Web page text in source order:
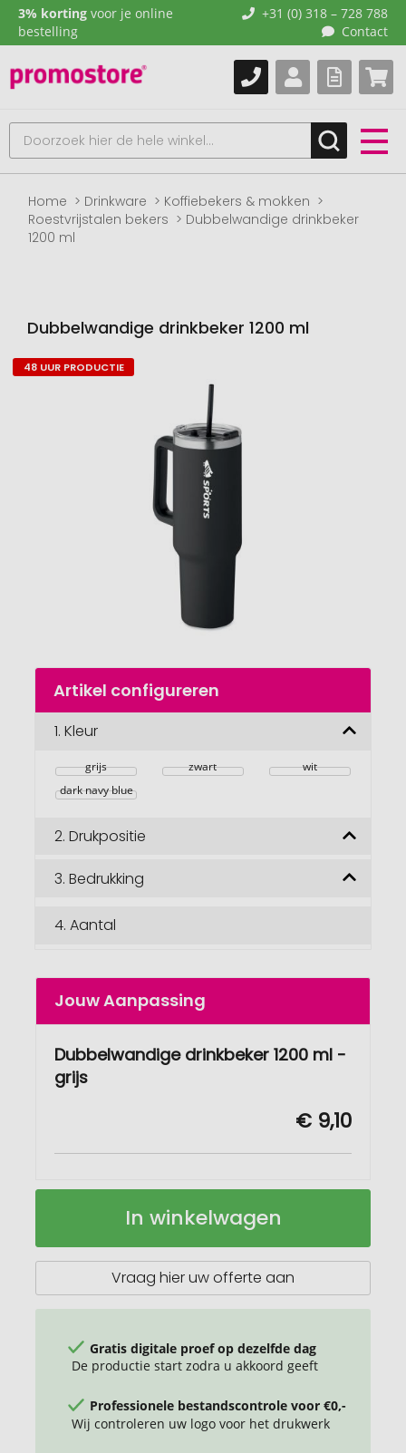
3% korting voor je online
bestelling
+31 (0) 318 – 728 788
Contact
Home Drinkware
Koffiebekers & mokken
Roestvrijstalen bekers
Dubbelwandige drinkbeker
1200 ml
Dubbelwandige drinkbeker 1200 ml
Naar
Naar
begin
afbeeldingengalerij
48 UUR PRODUCTIE
Artikel configureren
1. Kleur
grijs zwart
wit
dark navy blue
2. Drukpositie
3. Bedrukking
4. Aantal
Jouw Aanpassing
Dubbelwandige drinkbeker 1200 ml -
grijs
€ 9,10
Dubbelwandige
ml
Op
In winkelwagen
Vraag hier uw offerte aan
Gratis digitale proef op dezelfde dag
De productie start zodra u akkoord geeft
Professionele bestandscontrole voor €0,-
Wij controleren uw logo voor het drukwerk